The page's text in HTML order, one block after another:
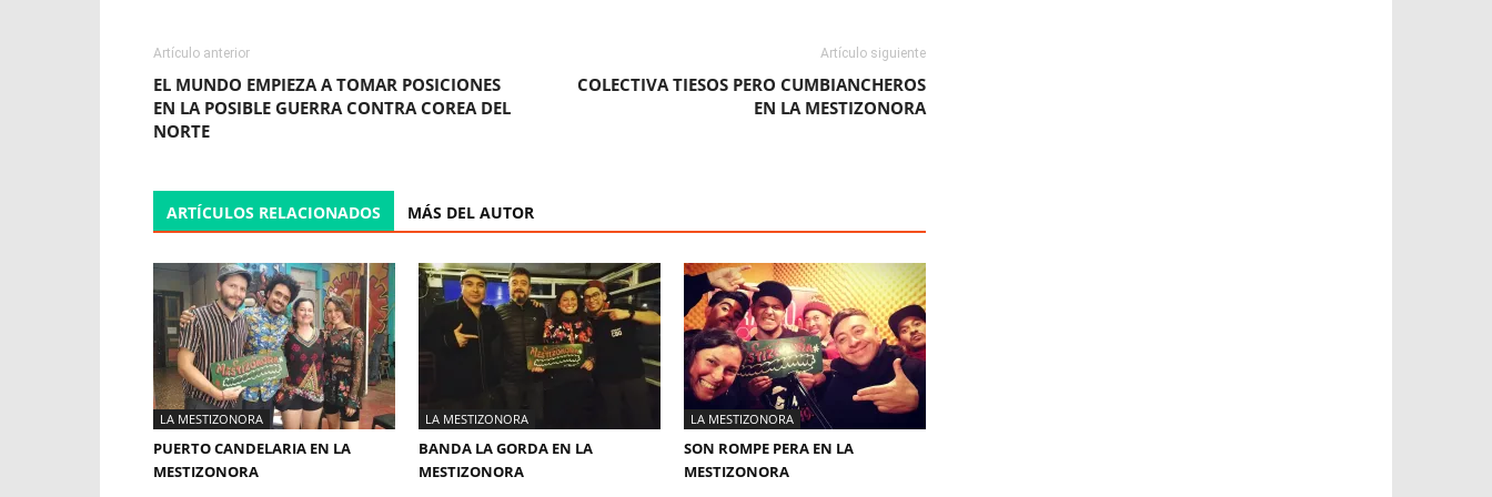
Artículo anterior
EL MUNDO EMPIEZA A TOMAR POSICIONES
EN LA POSIBLE GUERRA CONTRA COREA DEL
NORTE
Artículo siguiente
COLECTIVA TIESOS PERO CUMBIANCHEROS
EN LA MESTIZONORA
ARTÍCULOS RELACIONADOS MÁS DEL AUTOR
LA MESTIZONORA
PUERTO CANDELARIA EN LA
MESTIZONORA
LA MESTIZONORA
BANDA LA GORDA EN LA
MESTIZONORA
LA MESTIZONORA
SON ROMPE PERA EN LA
MESTIZONORA